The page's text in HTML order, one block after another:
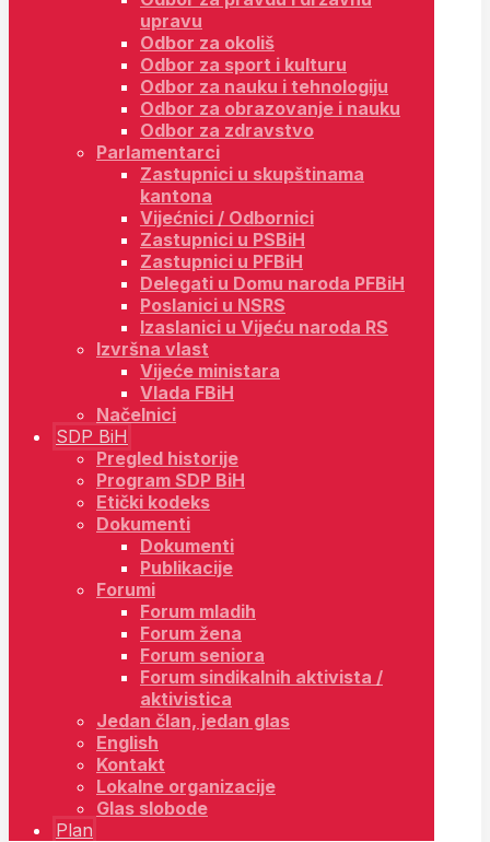
upravu
Odbor za okoliš
Odbor za sport i kulturu
Odbor za nauku i tehnologiju
Odbor za obrazovanje i nauku
Odbor za zdravstvo
Parlamentarci
Zastupnici u skupštinama
kantona
Vijećnici / Odbornici
Zastupnici u PSBiH
Zastupnici u PFBiH
Delegati u Domu naroda PFBiH
Poslanici u NSRS
Izaslanici u Vijeću naroda RS
Izvršna vlast
Vijeće ministara
Vlada FBiH
Načelnici
SDP BiH
Pregled historije
Program SDP BiH
Etički kodeks
Dokumenti
Dokumenti
Publikacije
Forumi
Forum mladih
Forum žena
Forum seniora
Forum sindikalnih aktivista /
aktivistica
Jedan član, jedan glas
English
Kontakt
Lokalne organizacije
Glas slobode
Plan